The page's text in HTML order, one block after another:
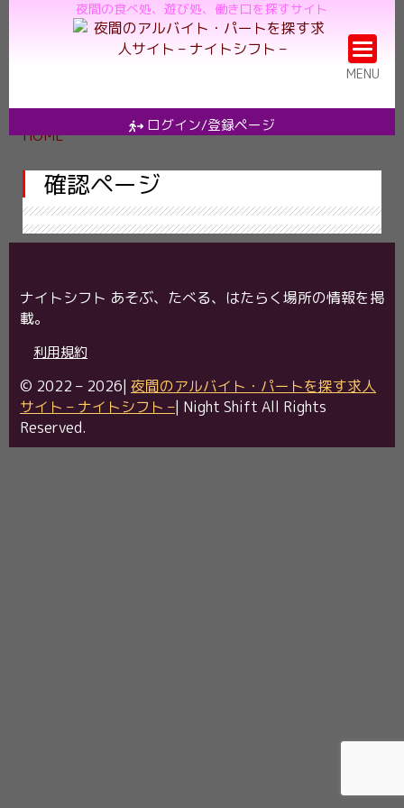
夜間の食べ処、遊び処、働き口を探すサイト
MENU
ログイン/登録ページ
HOME> 確認ページ
確認ページ
ナイトシフト あそぶ、たべる、はたらく場所の情報を掲
載。
利用規約
© 2022 – 2026| 夜間のアルバイト・パートを探す求人
サイト – ナイトシフト –| Night Shift All Rights
Reserved.